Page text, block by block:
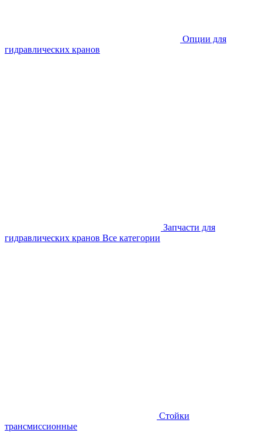
Опции для
гидравлических кранов
Запчасти для
гидравлических кранов Все категории
Стойки
трансмиссионные